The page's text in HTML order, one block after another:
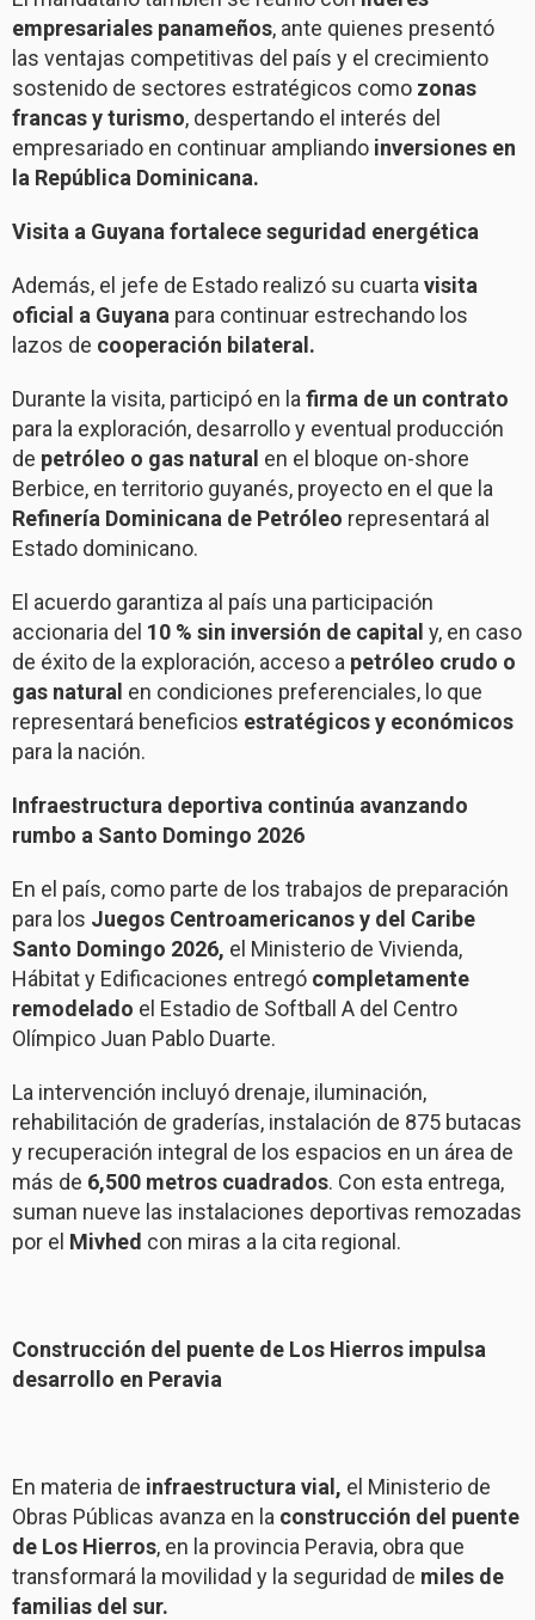
empresariales panameños, ante quienes presentó
las ventajas competitivas del país y el crecimiento
sostenido de sectores estratégicos como zonas
francas y turismo, despertando el interés del
empresariado en continuar ampliando inversiones en
la República Dominicana.
Visita a Guyana fortalece seguridad energética
Además, el jefe de Estado realizó su cuarta visita
oficial a Guyana para continuar estrechando los
lazos de cooperación bilateral.
Durante la visita, participó en la firma de un contrato
para la exploración, desarrollo y eventual producción
de petróleo o gas natural en el bloque on-shore
Berbice, en territorio guyanés, proyecto en el que la
Refinería Dominicana de Petróleo representará al
Estado dominicano.
El acuerdo garantiza al país una participación
accionaria del 10 % sin inversión de capital y, en caso
de éxito de la exploración, acceso a petróleo crudo o
gas natural en condiciones preferenciales, lo que
representará beneficios estratégicos y económicos
para la nación.
Infraestructura deportiva continúa avanzando
rumbo a Santo Domingo 2026
En el país, como parte de los trabajos de preparación
para los Juegos Centroamericanos y del Caribe
Santo Domingo 2026, el Ministerio de Vivienda,
Hábitat y Edificaciones entregó completamente
remodelado el Estadio de Softball A del Centro
Olímpico Juan Pablo Duarte.
La intervención incluyó drenaje, iluminación,
rehabilitación de graderías, instalación de 875 butacas
y recuperación integral de los espacios en un área de
más de 6,500 metros cuadrados. Con esta entrega,
suman nueve las instalaciones deportivas remozadas
por el Mivhed con miras a la cita regional.
Construcción del puente de Los Hierros impulsa
desarrollo en Peravia
En materia de infraestructura vial, el Ministerio de
Obras Públicas avanza en la construcción del puente
de Los Hierros, en la provincia Peravia, obra que
transformará la movilidad y la seguridad de miles de
familias del sur.